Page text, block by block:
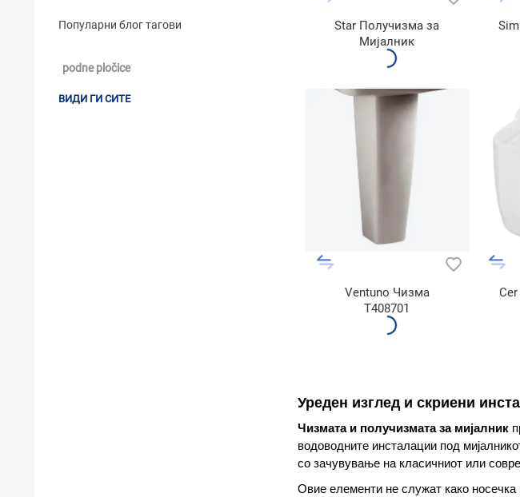
Star Получизма за
Мијалник
Ventuno Чизма
T408701
Уреден изглед и скриени
Чизмата и получизмата за мијалник
водоводните инсталации под
со зачувување на класичниот или
Овие елементи не служат како носечка
Популарни блог тагови
podne pločice
ВИДИ ГИ СИТЕ